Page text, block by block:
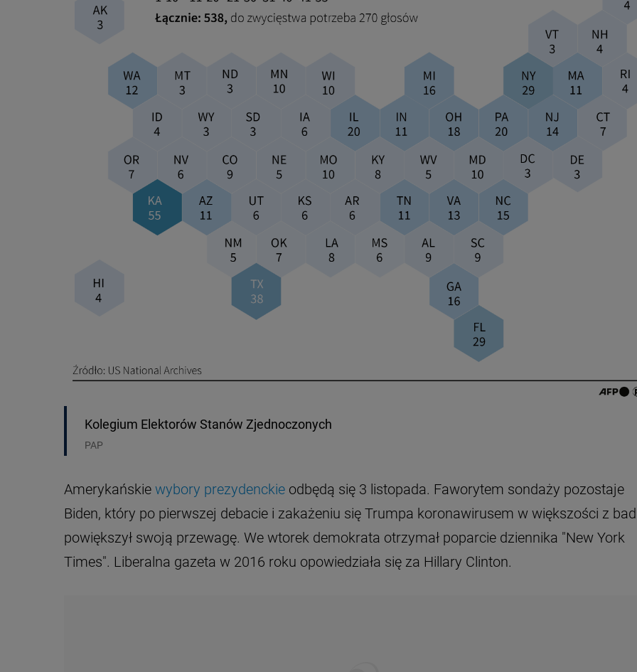
Kolegium Elektorów Stanów Zjednoczonych
PAP
Amerykańskie wybory prezydenckie odbędą się 3 listopada. Faworytem sondaży pozostaje
Biden, który po pierwszej debacie i zakażeniu się Trumpa koronawirusem w większości z
powiększył swoją przewagę. We wtorek demokrata otrzymał poparcie dziennika "New York
Times". Liberalna gazeta w 2016 roku opowiedziała się za Hillary Clinton.